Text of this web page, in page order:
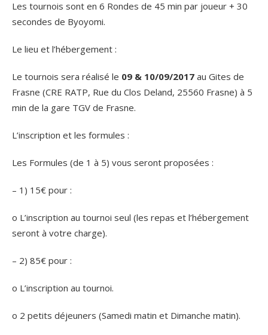
Les tournois sont en 6 Rondes de 45 min par joueur + 30
secondes de Byoyomi.
Le lieu et l’hébergement :
Le tournois sera réalisé le 09 & 10/09/2017 au Gites de
Frasne (CRE RATP, Rue du Clos Deland, 25560 Frasne) à 5
min de la gare TGV de Frasne.
L’inscription et les formules :
Les Formules (de 1 à 5) vous seront proposées :
– 1) 15€ pour :
o L’inscription au tournoi seul (les repas et l’hébergement
seront à votre charge).
– 2) 85€ pour :
o L’inscription au tournoi.
o 2 petits déjeuners (Samedi matin et Dimanche matin).